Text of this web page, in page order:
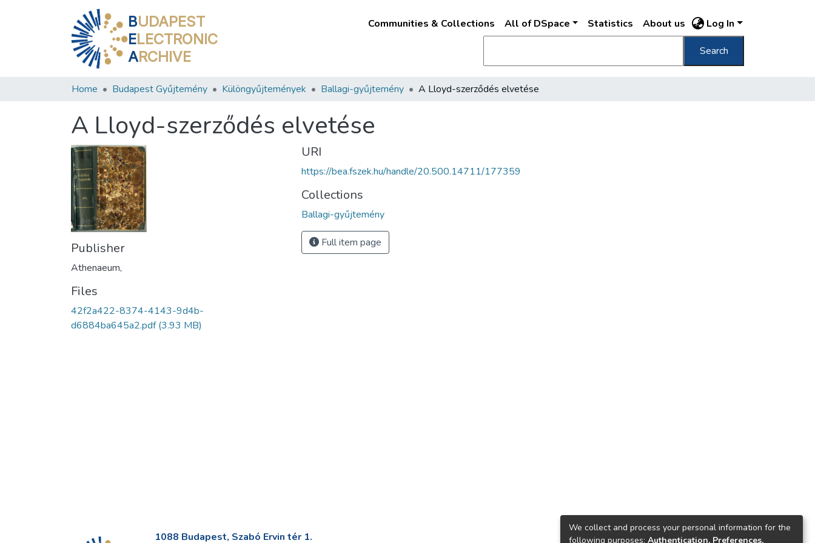
BUDAPEST
ELECTRONIC
ARCHIVE
Communities & Collections All of DSpace Statistics About us Log In
Search
Home Budapest Gyűjtemény Különgyűjtemények Ballagi-gyűjtemény A Lloyd-szerződés elvetése
A Lloyd-szerződés elvetése
Publisher
Athenaeum,
Files
42f2a422-8374-4143-9d4b-
d6884ba645a2.pdf(3.93 MB)
URI
https://bea.fszek.hu/handle/20.500.14711/177359
Collections
Ballagi-gyűjtemény
Full item page
1088 Budapest, Szabó Ervin tér 1.
We collect and process your personal information for the
following purposes: Authentication, Preferences,